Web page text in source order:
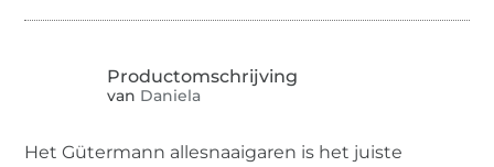
van Daniela
Het Gütermann allesnaaigaren is het juiste